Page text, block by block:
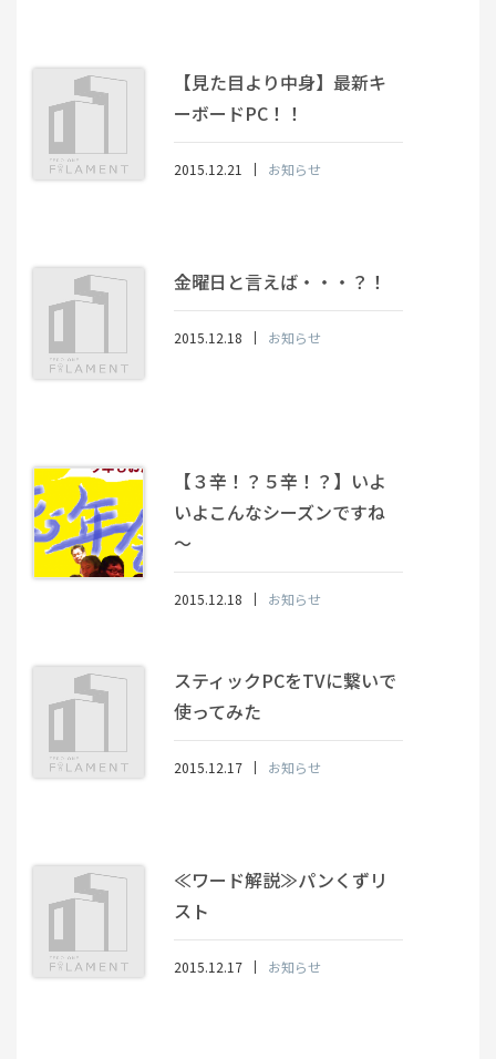
【見た目より中身】最新キ
ーボードPC！！
2015.12.21 お知らせ
金曜日と言えば・・・？！
2015.12.18 お知らせ
【３辛！？５辛！？】いよ
いよこんなシーズンですね
～
2015.12.18 お知らせ
スティックPCをTVに繋いで
使ってみた
2015.12.17 お知らせ
≪ワード解説≫パンくずリ
スト
2015.12.17 お知らせ